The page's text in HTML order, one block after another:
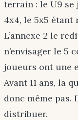
terrain : le U9 se
4x4, le 5x5 étant
L’annexe 2 le
n’envisager le 5
joueurs ont une
Avant 11 ans, la
donc même pas.
distribuer.